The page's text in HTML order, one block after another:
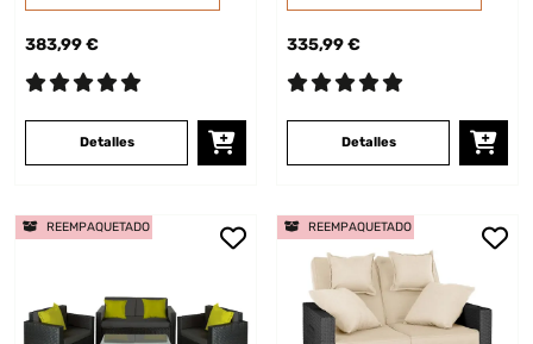
383,99 €
Detalles
335,99 €
Detalles
REEMPAQUETADO REEMPAQUETADO